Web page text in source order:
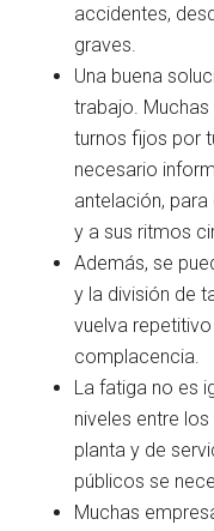
accidentes,
graves.
Una buena
trabajo.
turnos fijos por
necesario
antelación,
y a sus ritmos
Además, se
y la división de
vuelva
complacencia.
La fatiga no es
niveles entre
planta y de
públicos se
Muchas